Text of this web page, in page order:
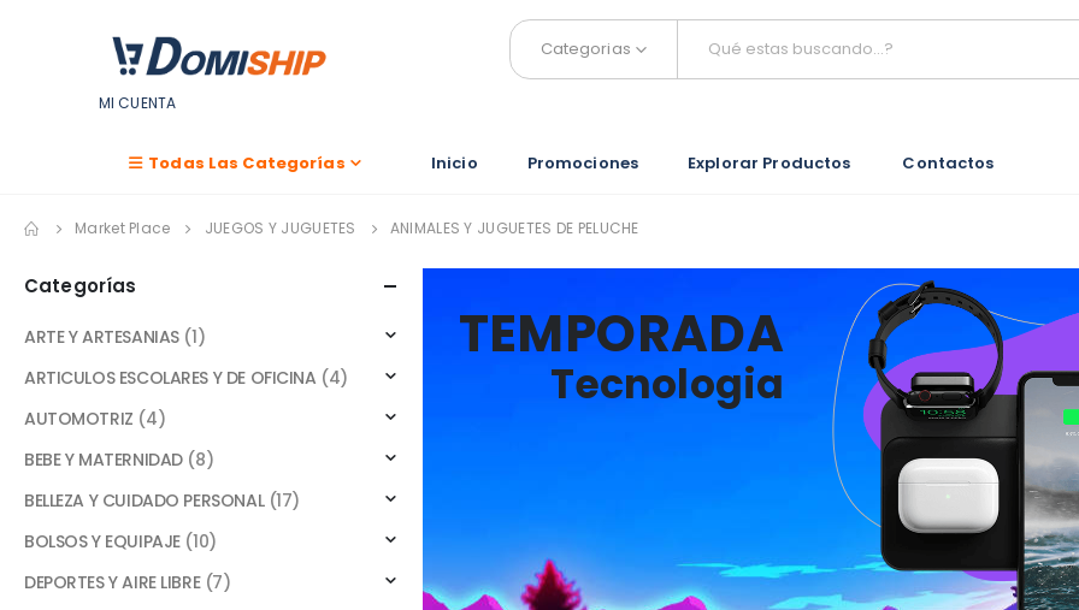
Categorias
MI CUENTA
Todas Las Categorías Inicio Promociones Explorar Productos Contactos
Market Place JUEGOS Y JUGUETES ANIMALES Y JUGUETES DE PELUCHE
TEMPORADA
Tecnologia
Categorías
ARTE Y ARTESANIAS (1)
ARTICULOS ESCOLARES Y DE OFICINA (4)
AUTOMOTRIZ (4)
BEBE Y MATERNIDAD (8)
BELLEZA Y CUIDADO PERSONAL (17)
BOLSOS Y EQUIPAJE (10)
DEPORTES Y AIRE LIBRE (7)